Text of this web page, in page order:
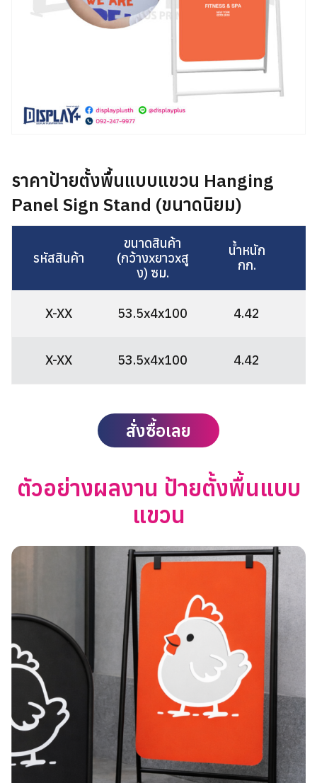
ราคาป้ายตั้งพื้นแบบแขวน Hanging
Panel Sign Stand (ขนาดนิยม)
รหัสสินค้า
ขนาดสินค้า
(กว้างxยาวxสู
ง) ซม.
น้ำหนัก
กก.
X-XX 53.5x4x100 4.42
X-XX 53.5x4x100 4.42
สั่งซื้อเลย
ตัวอย่างผลงาน ป้ายตั้งพื้นแบบ
แขวน